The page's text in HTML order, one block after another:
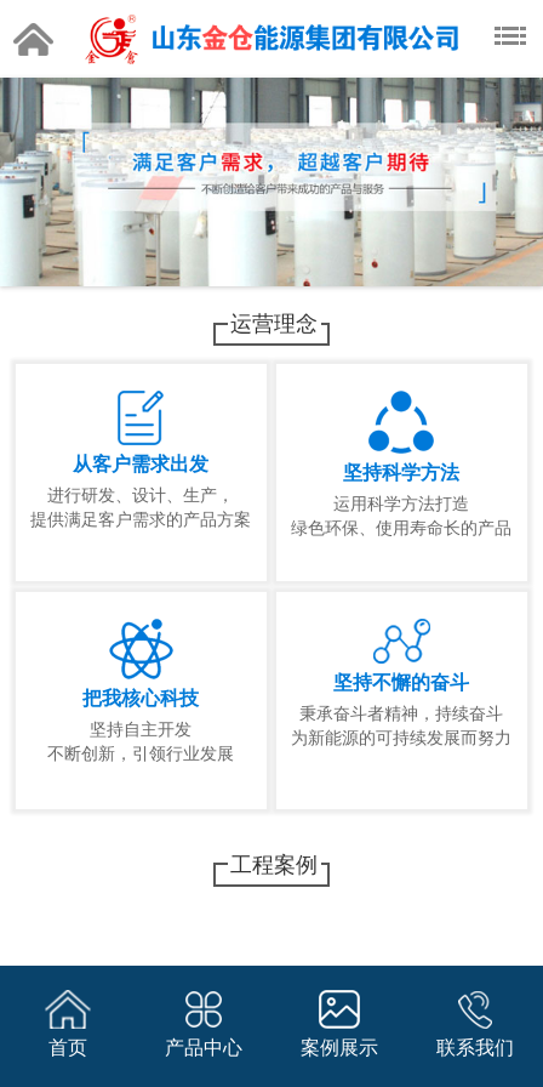
运营理念
从客户需求出发
进行研发、设计、生产，
提供满足客户需求的产品方案
坚持科学方法
运用科学方法打造
绿色环保、使用寿命长的产品
把我核心科技
坚持自主开发
不断创新，引领行业发展
坚持不懈的奋斗
秉承奋斗者精神，持续奋斗
为新能源的可持续发展而努力
工程案例
首页 产品中心 案例展示 联系我们